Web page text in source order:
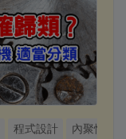
程式設計
內聚性